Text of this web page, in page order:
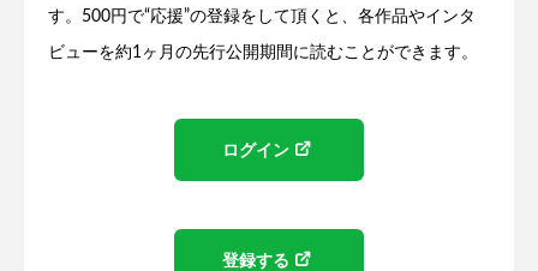
す。500円で“応援”の登録をして頂くと、各作品やインタ
ビューを約1ヶ月の先行公開期間に読むことができます。
ログイン
登録する